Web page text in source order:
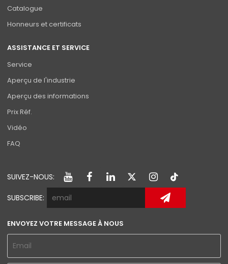
Catalogue
Honneurs et certificats
ASSISTANCE ET SERVICE
Service
Aperçu de l'industrie
Aperçu des informations
Prix Réf.
Vidéo
FAQ
SUIVEZ-NOUS:
SUBSCRIBE:
ENVOYEZ VOTRE MESSAGE À NOUS